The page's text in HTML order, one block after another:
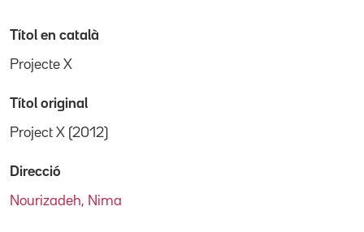
Títol en català
Projecte X
Títol original
Project X (2012)
Direcció
Nourizadeh, Nima